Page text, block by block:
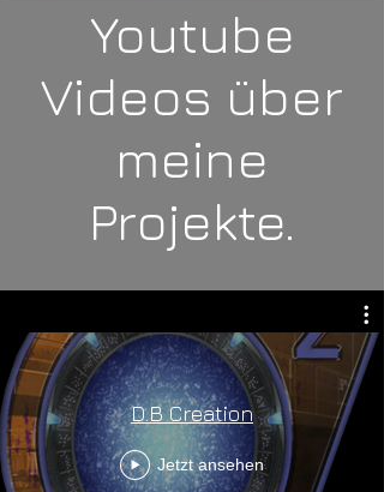
Youtube
Videos über
meine
Projekte.
D.B Creation
Jetzt ansehen